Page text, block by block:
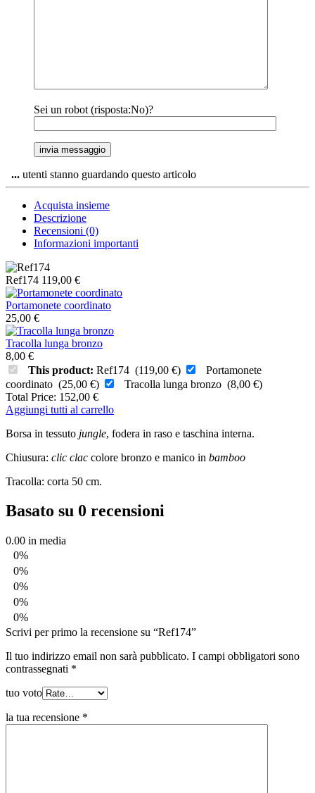
Sei un robot (risposta:No)?
... utenti stanno guardando questo articolo
Acquista insieme
Descrizione
Recensioni (0)
Informazioni importanti
Ref174 119,00 €
Portamonete coordinato
25,00 €
Tracolla lunga bronzo
8,00 €
This product: Ref174 (119,00 €)
Portamonete
coordinato (25,00 €) Tracolla lunga bronzo (8,00 €)
Total Price: 152,00 €
Aggiungi tutti al carrello
Borsa in tessuto jungle, fodera in raso e taschina interna.
Chiusura: clic clac colore bronzo e manico in bamboo
Tracolla: corta 50 cm.
Basato su 0 recensioni
0.00 in media
0%
0%
0%
0%
0%
Scrivi per primo la recensione su “Ref174”
Il tuo indirizzo email non sarà pubblicato. I campi obbligatori sono
contrassegnati *
tuo voto
la tua recensione *